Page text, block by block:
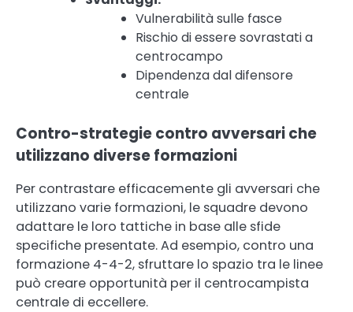
Vulnerabilità sulle fasce
Rischio di essere sovrastati a
centrocampo
Dipendenza dal difensore
centrale
Contro-strategie contro avversari che
utilizzano diverse formazioni
Per contrastare efficacemente gli avversari che
utilizzano varie formazioni, le squadre devono
adattare le loro tattiche in base alle sfide
specifiche presentate. Ad esempio, contro una
formazione 4-4-2, sfruttare lo spazio tra le linee
può creare opportunità per il centrocampista
centrale di eccellere.